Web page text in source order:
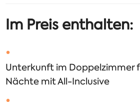
Im Preis enthalten:
Unterkunft im Doppelzimmer
Nächte mit All-Inclusive